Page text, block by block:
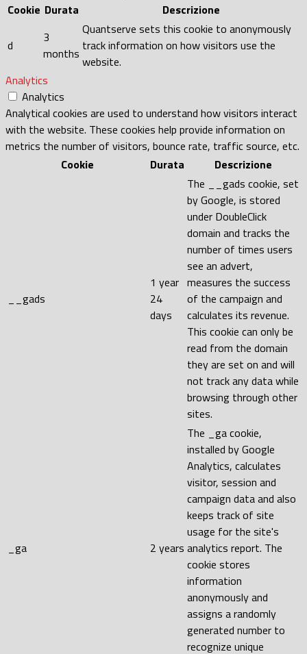
Cookie Durata Descrizione
d
3
months
Quantserve sets this cookie to anonymously
track information on how visitors use the
website.
Analytics
Analytics
Analytical cookies are used to understand how visitors interact
with the website. These cookies help provide information on
metrics the number of visitors, bounce rate, traffic source, etc.
Cookie
Durata Descrizione
__gads
1 year
24
days
The __gads cookie, set
by Google, is stored
under DoubleClick
domain and tracks the
number of times users
see an advert,
measures the success
of the campaign and
calculates its revenue.
This cookie can only be
read from the domain
they are set on and will
not track any data while
browsing through other
sites.
_ga 2 years
The _ga cookie,
installed by Google
Analytics, calculates
visitor, session and
campaign data and also
keeps track of site
usage for the site's
analytics report. The
cookie stores
information
anonymously and
assigns a randomly
generated number to
recognize unique